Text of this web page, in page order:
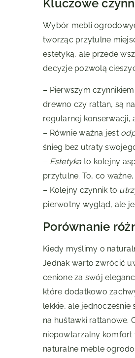
Kluczowe
Wybór mebli
tworząc przytulne
estetyką, ale przede
decyzje pozwolą
– Pierwszym
drewno czy rattan, są
regularnej konserwacji,
– Równie ważna jest
śnieg bez utraty
– Estetyka to kolejny
przytulne. To, co
– Kolejny czynnik to
pierwotny wygląd, ale
Porównanie
Kiedy myślimy o
Jednak warto zwrócić
cenione za swój
które dodatkowo
lekkie, ale
na huśtawki rattanowe.
niepowtarzalny komfort
naturalne meble